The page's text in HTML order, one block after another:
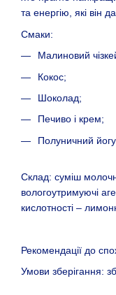
та енергію, які він
Смаки:
Малиновий
Кокос;
Шоколад;
Печиво і крем;
Полуничний
Склад: суміш
вологоутримуючі
кислотності –
Рекомендації до
Умови зберігання: